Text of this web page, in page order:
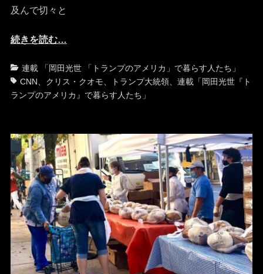
及んで切々と
続きを読む…
カ
テ
ゴ
連載 「岡田光世 「トランプのアメリカ」で暮らす人たち」
グ
CNN、 クリス・クオモ、 トランプ大統領、 連載「岡田光世『ト
ランプのアメリカ』で暮らす人たち」